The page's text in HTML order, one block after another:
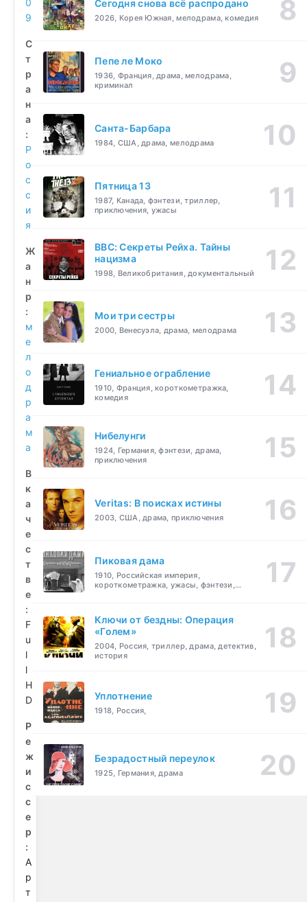
9
С
т
р
а
н
а
:
Р
о
с
с
и
я
Ж
а
н
р
:
м
е
л
о
д
р
а
м
а
В
к
а
ч
е
с
т
в
е
:
F
u
l
l
H
D
Р
е
ж
и
с
с
е
р
:
А
р
т
Сегодня снова всё распродано
2026, Корея Южная, мелодрама, комедия
Пепе ле Моко
1936, Франция, драма, мелодрама,
криминал
Санта-Барбара
1984, США, драма, мелодрама
Пятница 13
1987, Канада, фэнтези, триллер,
приключения, ужасы
BBC: Секреты Рейха. Тайны
нацизма
1998, Великобритания, документальный
Мои три сестры
2000, Венесуэла, драма, мелодрама
Гениальное ограбление
1910, Франция, короткометражка,
комедия
Нибелунги
1924, Германия, фэнтези, драма,
приключения
Veritas: В поисках истины
2003, США, драма, приключения
Пиковая дама
1910, Российская империя,
короткометражка, ужасы, фэнтези,
Ключи от бездны: Операция
«Голем»
2004, Россия, триллер, драма, детектив,
история
Уплотнение
1918, Россия,
Безрадостный переулок
1925, Германия, драма